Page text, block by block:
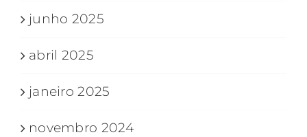
junho 2025
abril 2025
janeiro 2025
novembro 2024